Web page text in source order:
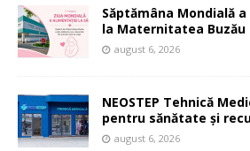
Săptămâna Mondială
la Maternitatea Buzău
august 6, 2026
NEOSTEP Tehnică
pentru sănătate și
august 6, 2026